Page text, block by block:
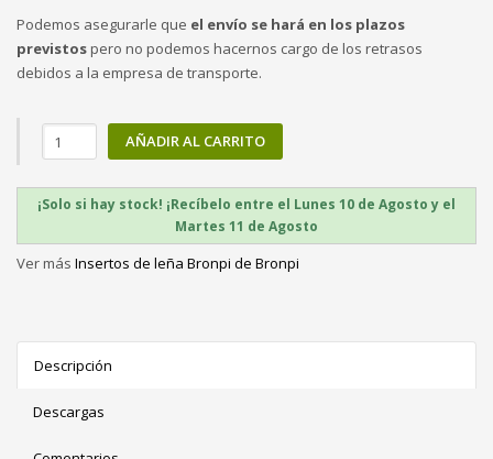
Podemos asegurarle que el envío se hará en los plazos
previstospero no podemos hacernos cargo de los retrasos
debidos a la empresa de transporte.
AÑADIR AL CARRITO
¡Solo si hay stock! ¡Recíbelo entre el Lunes 10 de Agosto y el
Martes 11 de Agosto
Ver más Insertos de leña Bronpi de Bronpi
Descripción
Descargas